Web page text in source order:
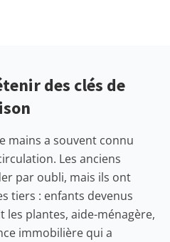
des clés de
mains a souvent connu
Les anciens
par oubli, mais ils ont
tiers : enfants devenus
plantes, aide-ménagère,
immobilière qui a